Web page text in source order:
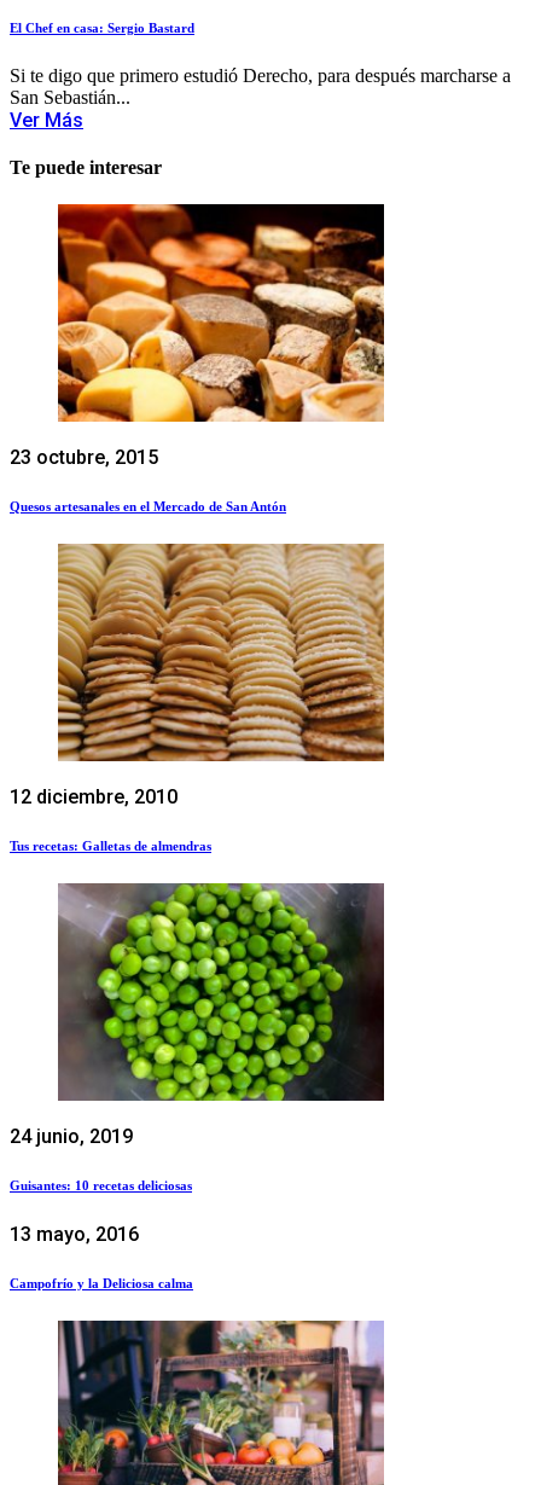
El Chef en casa: Sergio Bastard
Si te digo que primero estudió Derecho, para después marcharse a
San Sebastián...
Ver Más
Te puede interesar
23 octubre, 2015
Quesos artesanales en el Mercado de San Antón
12 diciembre, 2010
Tus recetas: Galletas de almendras
24 junio, 2019
Guisantes: 10 recetas deliciosas
13 mayo, 2016
Campofrío y la Deliciosa calma